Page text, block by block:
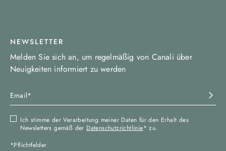
NEWSLETTER
Melden Sie sich an, um regelmäßig von Canali über
Neuigkeiten informiert zu werden
Ich stimme der Verarbeitung meiner Daten für den Erhalt des
Newsletters gemäß der Datenschutzrichtlinie* zu.
*Pflichtfelder